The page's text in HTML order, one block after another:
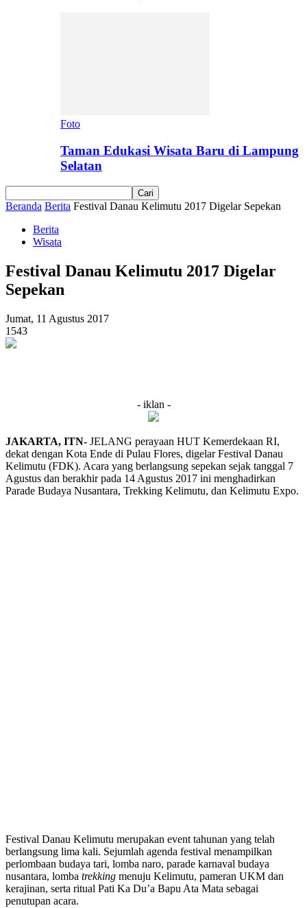
Foto
Taman Edukasi Wisata Baru di Lampung
Selatan
Beranda Berita Festival Danau Kelimutu 2017 Digelar Sepekan
Berita
Wisata
Festival Danau Kelimutu 2017 Digelar
Sepekan
Jumat, 11 Agustus 2017
1543
- iklan -
JAKARTA, ITN- JELANG perayaan HUT Kemerdekaan RI,
dekat dengan Kota Ende di Pulau Flores, digelar Festival Danau
Kelimutu (FDK). Acara yang berlangsung sepekan sejak tanggal 7
Agustus dan berakhir pada 14 Agustus 2017 ini menghadirkan
Parade Budaya Nusantara, Trekking Kelimutu, dan Kelimutu Expo.
Festival Danau Kelimutu merupakan event tahunan yang telah
berlangsung lima kali. Sejumlah agenda festival menampilkan
perlombaan budaya tari, lomba naro, parade karnaval budaya
nusantara, lomba trekking menuju Kelimutu, pameran UKM dan
kerajinan, serta ritual Pati Ka Du’a Bapu Ata Mata sebagai
penutupan acara.